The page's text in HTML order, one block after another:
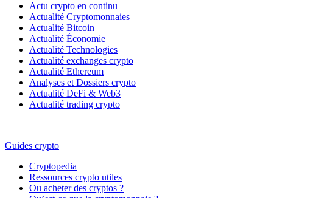
Actu crypto en continu
Actualité Cryptomonnaies
Actualité Bitcoin
Actualité Économie
Actualité Technologies
Actualité exchanges crypto
Actualité Ethereum
Analyses et Dossiers crypto
Actualité DeFi & Web3
Actualité trading crypto
Guides crypto
Cryptopedia
Ressources crypto utiles
Ou acheter des cryptos ?